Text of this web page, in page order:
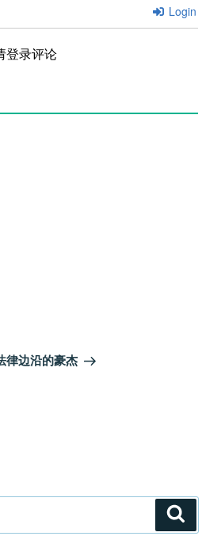
Login
登录评论
律边沿的豪杰